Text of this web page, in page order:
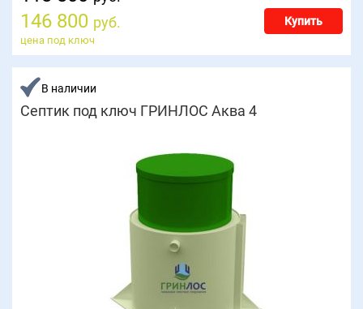
146 800 руб. Купить
цена под ключ
В наличии
Септик под ключ ГРИНЛОС Аква 4